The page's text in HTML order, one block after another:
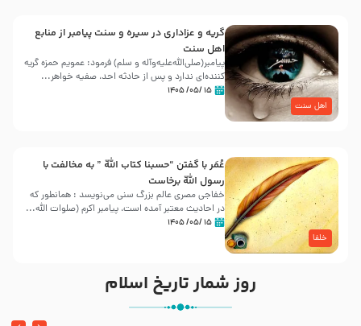
اهل سنت
گریه و عزاداری در سیره و سنت پیامبر از منابع
اهل سنت
پیامبر(صلی‌الله‌علیه‌وآله و سلم) فرمود: عمویم حمزه گریه
کننده‌ای ندارد و پس از حادثه احد، صفیه خواهر...
۱۵ /۰۵/ ۱۴۰۵
خلفا
عُمَر با گفتن “حسبنا كتاب اللّه ” به مخالفت با
رسول اللّه برخاست
خفاجی مصری عالم بزرگ سنی می‌نویسد : همانطور که
در احادیث معتبر آمده است، پیامبر اکرم (صلوات اللّه...
۱۵ /۰۵/ ۱۴۰۵
روز شمار تاریخ اسلام